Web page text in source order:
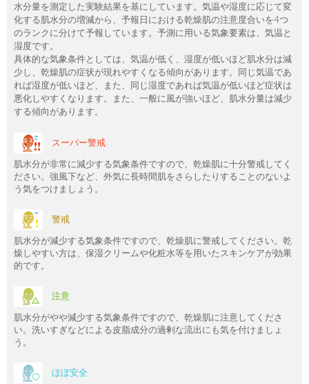
水分量を測定した実験結果を基にしています。気温や湿度に応じて変
化する肌水分の増減から、予報日における乾燥肌の注意度合いを4つ
のランクに分けて予報しています。予測に用いる気象要素は、気温と
湿度です。
具体的な気象条件としては、気温が低く、湿度が低いほど肌水分は減
少し、乾燥肌の症状が現れやすくなる傾向があります。同じ気温であ
れば湿度が低いほど、また、同じ湿度であれば気温が低いほど症状は
悪化しやすくなります。また、一般に風が強いほど、肌水分量は減少
する傾向があります。
スーパー警戒
肌水分が非常に減少する気象条件ですので、乾燥肌に十分警戒してく
ださい。強風下など、外気に長時間肌をさらしたりすることのないよ
う気をつけましょう。
警戒
肌水分が減少する気象条件ですので、乾燥肌に警戒してください。乾
燥しやすい方は、保湿クリームや化粧水等を用いたスキンケアが効果
的です。
注意
肌水分がやや減少する気象条件ですので、乾燥肌に注意してくださ
い。洗いすぎなどによる皮脂成分の過剰な流出にも気を付けましょ
う。
ほぼ安全